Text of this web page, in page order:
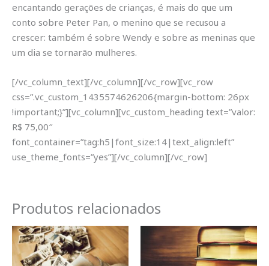
encantando gerações de crianças, é mais do que um
conto sobre Peter Pan, o menino que se recusou a
crescer: também é sobre Wendy e sobre as meninas que
um dia se tornarão mulheres.
[/vc_column_text][/vc_column][/vc_row][vc_row
css=”.vc_custom_1435574626206{margin-bottom: 26px
!important;}”][vc_column][vc_custom_heading text=”valor:
R$ 75,00″
font_container=”tag:h5|font_size:14|text_align:left”
use_theme_fonts=”yes”][/vc_column][/vc_row]
Produtos relacionados